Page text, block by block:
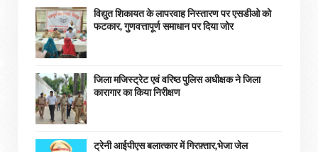
विद्युत शिकायत के लापरवाह निस्तारण पर एसडीओ को
फटकार, गुणवत्तापूर्ण समाधान पर दिया जोर
जिला मजिस्ट्रेट एवं वरिष्ठ पुलिस अधीक्षक ने जिला
कारागार का किया निरीक्षण
ट्रेनी आईपीएस बलात्कार में गिरफ़्तार,भेजा जेल